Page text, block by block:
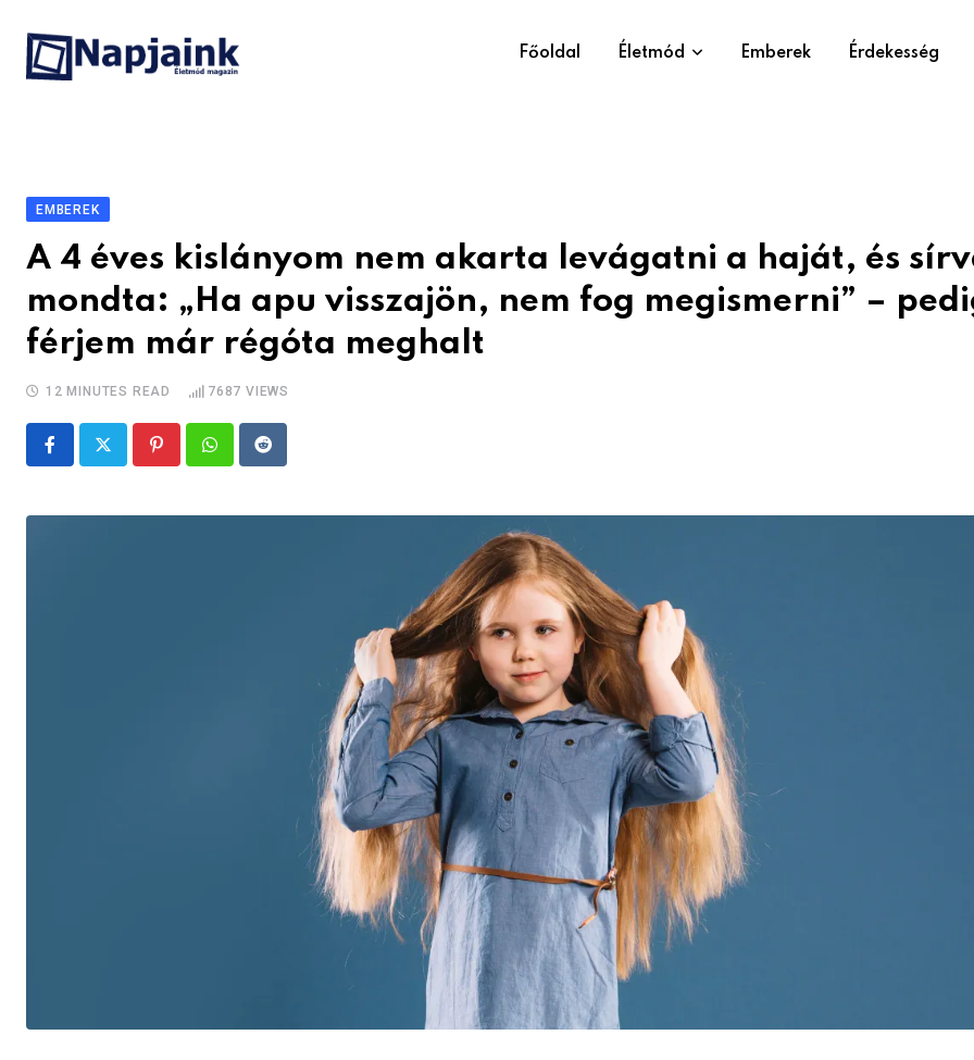
content
Főoldal Életmód Emberek Érdekesség
EMBEREK
A 4 éves kislányom nem akarta levágatni a haját, és
mondta: „Ha apu visszajön, nem fog megismerni” –
férjem már régóta meghalt
12 MINUTES READ 7687 VIEWS
PinterestWhatsappReddit